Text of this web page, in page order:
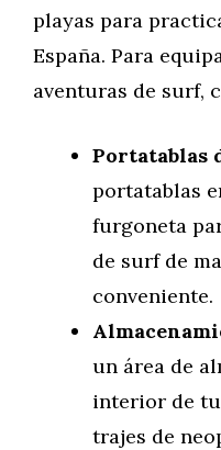
playas para
España. Para
aventuras de surf,
Portatablas
portatablas
furgoneta
de surf de
conveniente.
un área de
interior de
trajes de